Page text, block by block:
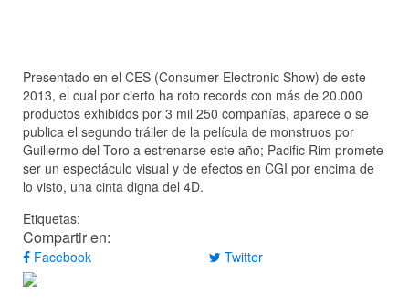
Presentado en el CES (Consumer Electronic Show) de este
2013, el cual por cierto ha roto records con más de 20.000
productos exhibidos por 3 mil 250 compañías, aparece o se
publica el segundo tráiler de la película de monstruos por
Guillermo del Toro a estrenarse este año; Pacific Rim promete
ser un espectáculo visual y de efectos en CGI por encima de
lo visto, una cinta digna del 4D.
Etiquetas:
Compartir en:
Facebook Twitter